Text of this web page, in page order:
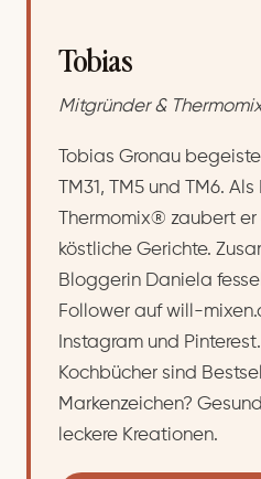
Tobias
Mitgründer &
Tobias Gronau
TM31, TM5 und TM6.
Thermomix® zaubert
köstliche Gerichte.
Bloggerin Daniela
Follower auf will-
Instagram und
Kochbücher sind
Markenzeichen?
leckere Kreationen.